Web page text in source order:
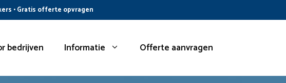
• Gratis offerte opvragen
bedrijven Informatie Offerte aanvragen